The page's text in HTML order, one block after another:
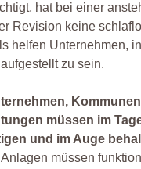
hat bei einer
Revision keine
helfen Unternehmen,
zu sein.
müssen im
und im Auge
müssen